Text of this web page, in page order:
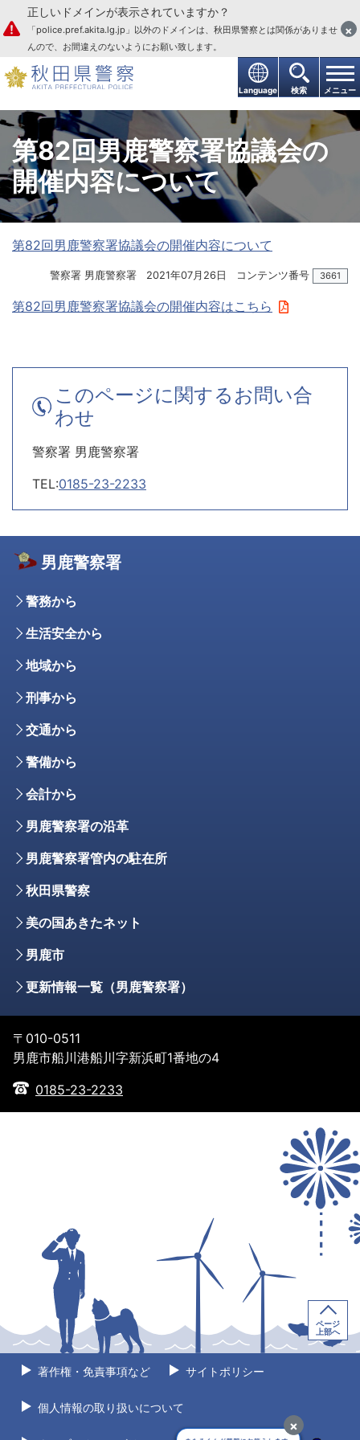
本文へ
Language 検索 メニュー
正しいドメインが表示されていますか？
「police.pref.akita.lg.jp」以外のドメインは、秋田県警察とは関係がありませ
んので、お間違えのないようにお願い致します。
×
第82回男鹿警察署協議会の
開催内容について
第82回男鹿警察署協議会の開催内容について
警察署 男鹿警察署 2021年07月26日 コンテンツ番号 3661
第82回男鹿警察署協議会の開催内容はこちら
このページに関するお問い合
わせ
警察署 男鹿警察署
TEL:0185-23-2233
男鹿警察署
警務から
生活安全から
地域から
刑事から
交通から
警備から
会計から
男鹿警察署の沿革
男鹿警察署管内の駐在所
秋田県警察
美の国あきたネット
男鹿市
更新情報一覧（男鹿警察署）
〒010-0511
男鹿市船川港船川字新浜町1番地の4
0185-23-2233
×
著作権・免責事項など サイトポリシー
個人情報の取り扱いについて
ページ
上部へ